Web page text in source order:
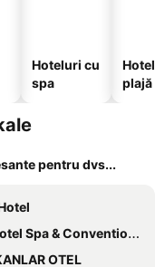
Hoteluri cu
spa
plajă
pentru dvs...
Spa & Convention Center
OTEL